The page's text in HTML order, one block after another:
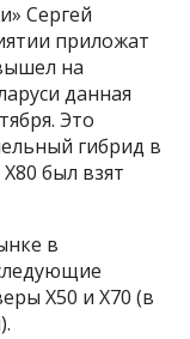
Сергей
приложат
на
данная
Это
гибрид в
был взят
в
X50 и X70 (в